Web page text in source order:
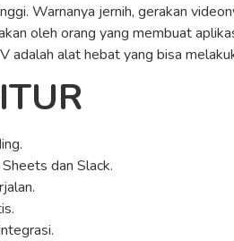
Warnanya jernih, gerakan
oleh orang yang membuat
adalah alat hebat yang bisa
dan Slack.